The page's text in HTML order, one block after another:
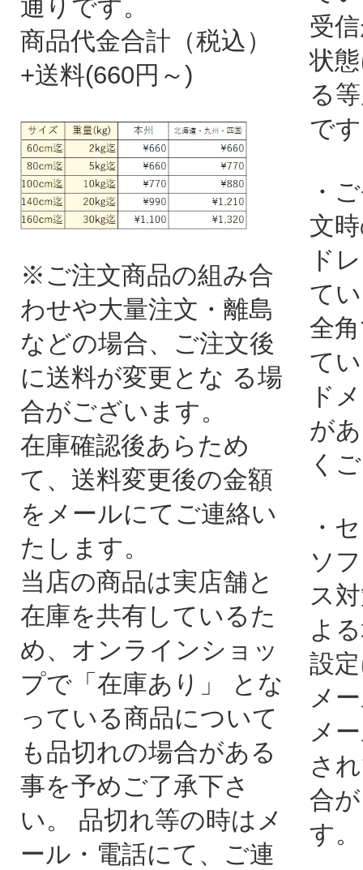
通りです。
商品代金合計（税込）
+送料(660円～)
※ご注文商品の組み合
わせや大量注文・離島
などの場合、ご注文後
に送料が変更とな る場
合がございます。
在庫確認後あらため
て、送料変更後の金額
をメールにてご連絡い
たします。
当店の商品は実店舗と
在庫を共有しているた
め、オンラインショッ
プで「在庫あり」 とな
っている商品について
も品切れの場合がある
事を予めご了承下さ
い。 品切れ等の時はメ
ール・電話にて、ご連
受
状
る
で
・
文
ド
て
全
て
ド
が
く
・
ソ
ス
よ
設
メ
メ
さ
合
す。